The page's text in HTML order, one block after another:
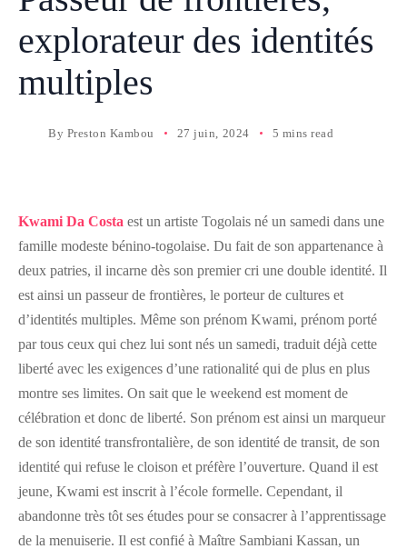
explorateur des identités
multiples
By Preston Kambou 27 juin, 2024 5 mins read
Kwami Da Costa est un artiste Togolais né un samedi dans une
famille modeste bénino-togolaise. Du fait de son appartenance à
deux patries, il incarne dès son premier cri une double identité. Il
est ainsi un passeur de frontières, le porteur de cultures et
d’identités multiples. Même son prénom Kwami, prénom porté
par tous ceux qui chez lui sont nés un samedi, traduit déjà cette
liberté avec les exigences d’une rationalité qui de plus en plus
montre ses limites. On sait que le weekend est moment de
célébration et donc de liberté. Son prénom est ainsi un marqueur
de son identité transfrontalière, de son identité de transit, de son
identité qui refuse le cloison et préfère l’ouverture. Quand il est
jeune, Kwami est inscrit à l’école formelle. Cependant, il
abandonne très tôt ses études pour se consacrer à l’apprentissage
de la menuiserie. Il est confié à Maître Sambiani Kassan, un